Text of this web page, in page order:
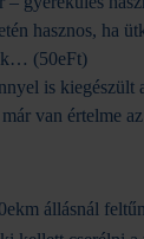
hasznos, ha
(50eFt)
is kiegészült
van értelme
állásnál